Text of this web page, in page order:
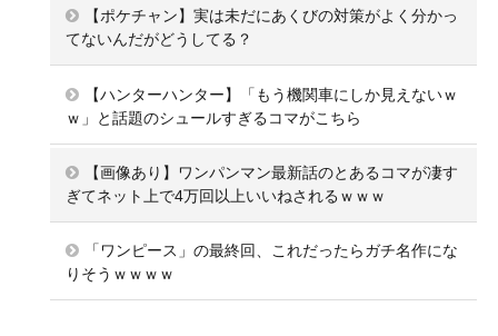
【ポケチャン】実は未だにあくびの対策がよく分かっ
てないんだがどうしてる？
【ハンターハンター】「もう機関車にしか見えないｗ
ｗ」と話題のシュールすぎるコマがこちら
【画像あり】ワンパンマン最新話のとあるコマが凄す
ぎてネット上で4万回以上いいねされるｗｗｗ
「ワンピース」の最終回、これだったらガチ名作にな
りそうｗｗｗｗ